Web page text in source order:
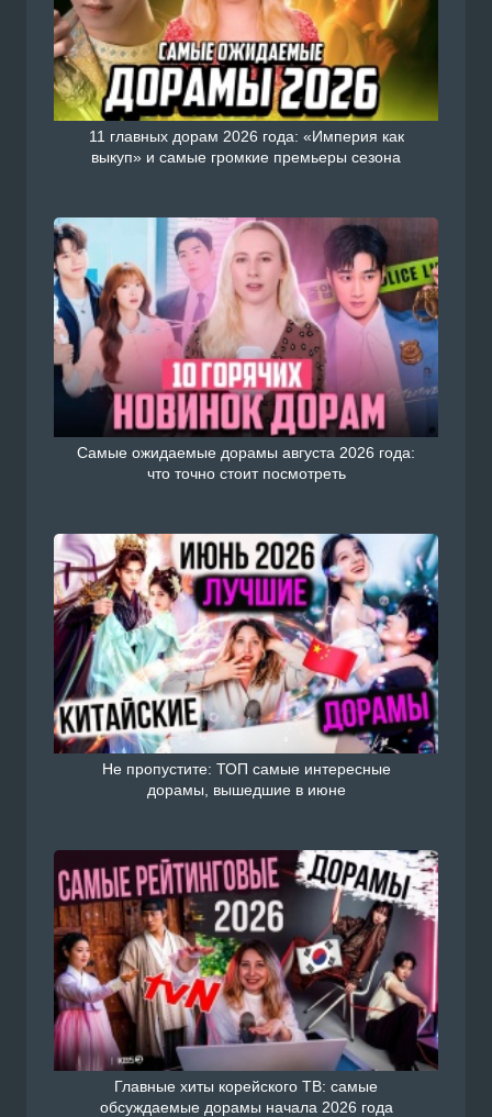
11 главных дорам 2026 года: «Империя как
выкуп» и самые громкие премьеры сезона
Самые ожидаемые дорамы августа 2026 года:
что точно стоит посмотреть
Не пропустите: ТОП самые интересные
дорамы, вышедшие в июне
Главные хиты корейского ТВ: самые
обсуждаемые дорамы начала 2026 года